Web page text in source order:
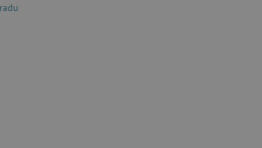
nutné soubory cookie umožňují základní funkce webových stránek,